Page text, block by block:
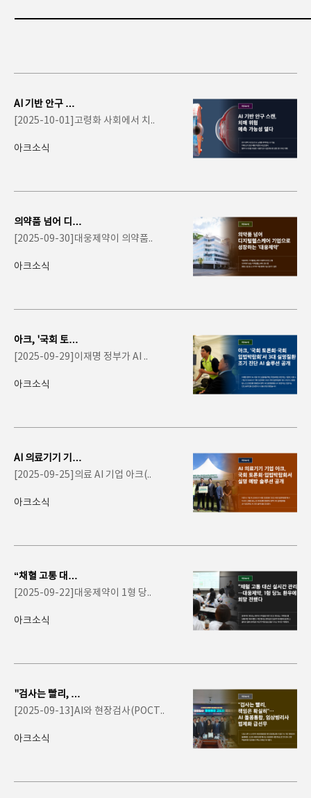
AI 기반 안구 스
캔, 치매 위험 예
측 가능성 열다
[2025-10-01]고령화 사회에서 치..
아크소식
의약품 넘어 디지
털헬스케어 기업
으로 성장하는 '..
[2025-09-30]대웅제약이 의약품..
아크소식
아크, '국회 토론
회·국회 입법박람
회'서 3..
[2025-09-29]이재명 정부가 AI ..
아크소식
AI 의료기기 기업
아크, 국회 토론
회·입법박람회서
..
[2025-09-25]의료 AI 기업 아크(..
아크소식
“채혈 고통 대신
실시간 관리”…
대웅제약, 1형 당
뇨..
[2025-09-22]대웅제약이 1형 당..
아크소식
"검사는 빨리, 책
임은 확실히"…
AI 돌봄통..
[2025-09-13]AI와 현장검사(POCT..
아크소식